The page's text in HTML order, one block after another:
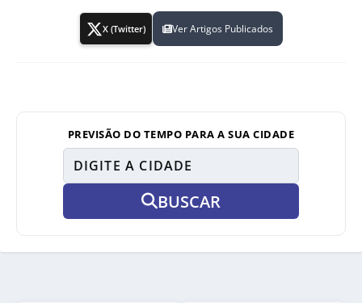
X (Twitter) Ver Artigos Publicados
PREVISÃO DO TEMPO PARA A SUA CIDADE
BUSCAR